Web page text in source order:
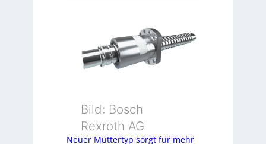
s
m
e
n
u
g
e
b
k
m
Bild: Bosch
Rexroth AG
Neuer Muttertyp sorgt für mehr